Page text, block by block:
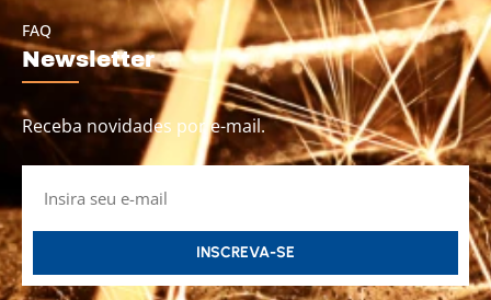
FAQ
Newsletter
Receba novidades por e-mail.
INSCREVA-SE